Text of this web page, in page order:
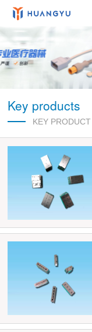
Key products
KEY PRODUCT